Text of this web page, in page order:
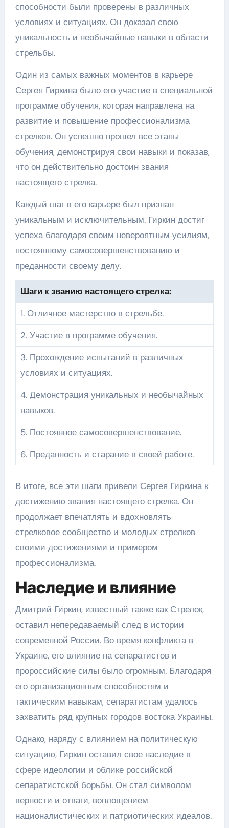
способности были проверены в различных
условиях и ситуациях. Он доказал свою
уникальность и необычайные навыки в области
стрельбы.
Один из самых важных моментов в карьере
Сергея Гиркина было его участие в специальной
программе обучения, которая направлена на
развитие и повышение профессионализма
стрелков. Он успешно прошел все этапы
обучения, демонстрируя свои навыки и показав,
что он действительно достоин звания
настоящего стрелка.
Каждый шаг в его карьере был признан
уникальным и исключительным. Гиркин достиг
успеха благодаря своим невероятным усилиям,
постоянному самосовершенствованию и
преданности своему делу.
Шаги к званию настоящего стрелка:
1. Отличное мастерство в стрельбе.
2. Участие в программе обучения.
3. Прохождение испытаний в различных
условиях и ситуациях.
4. Демонстрация уникальных и необычайных
навыков.
5. Постоянное самосовершенствование.
6. Преданность и старание в своей работе.
В итоге, все эти шаги привели Сергея Гиркина к
достижению звания настоящего стрелка. Он
продолжает впечатлять и вдохновлять
стрелковое сообщество и молодых стрелков
своими достижениями и примером
профессионализма.
Наследие и влияние
Дмитрий Гиркин, известный также как Стрелок,
оставил непередаваемый след в истории
современной России. Во время конфликта в
Украине, его влияние на сепаратистов и
пророссийские силы было огромным. Благодаря
его организационным способностям и
тактическим навыкам, сепаратистам удалось
захватить ряд крупных городов востока Украины.
Однако, наряду с влиянием на политическую
ситуацию, Гиркин оставил свое наследие в
сфере идеологии и облике российской
сепаратистской борьбы. Он стал символом
верности и отваги, воплощением
националистических и патриотических идеалов.